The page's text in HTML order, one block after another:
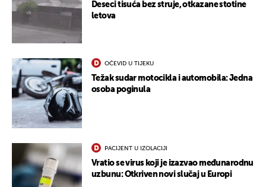
Deseci tisuća bez struje, otkazane stotine
letova
OČEVID U TIJEKU
Težak sudar motocikla i automobila: Jedna
osoba poginula
PACIJENT U IZOLACIJI
Vratio se virus koji je izazvao međunarodnu
uzbunu: Otkriven novi slučaj u Europi